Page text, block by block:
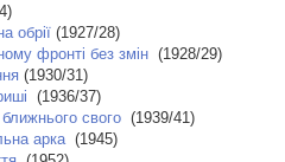
обрії (1927/28)
фронті без змін (1928/29)
(1930/31)
(1936/37)
свого (1939/41)
арка(1945)